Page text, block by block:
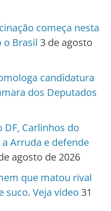
começa nesta
o Brasil 3 de agosto
candidatura
dos Deputados
Carlinhos do
Arruda e defende
agosto de 2026
que matou rival
suco. Veja vídeo 31